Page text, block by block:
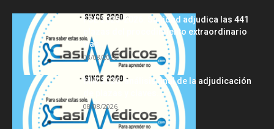
FSE 2025-2026: Sanidad adjudica las 441
plazas del procedimiento extraordinario
tras...
08/08/2026
MIR 2026: análisis final de la adjudicación
de plazas y claves...
08/08/2026